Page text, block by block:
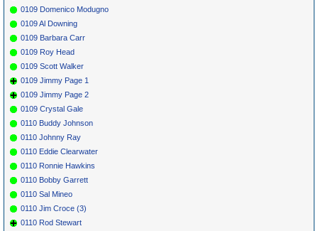
0109 Domenico Modugno
0109 Al Downing
0109 Barbara Carr
0109 Roy Head
0109 Scott Walker
0109 Jimmy Page 1
0109 Jimmy Page 2
0109 Crystal Gale
0110 Buddy Johnson
0110 Johnny Ray
0110 Eddie Clearwater
0110 Ronnie Hawkins
0110 Bobby Garrett
0110 Sal Mineo
0110 Jim Croce (3)
0110 Rod Stewart